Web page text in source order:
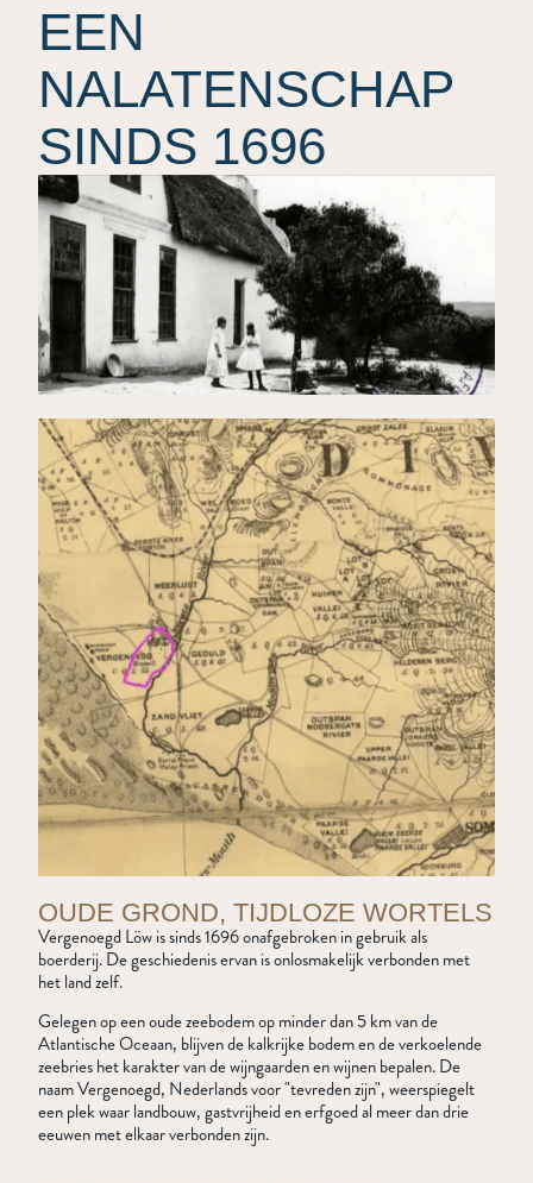
EEN
NALATENSCHAP
SINDS 1696
OUDE GROND, TIJDLOZE WORTELS
Vergenoegd Löw is sinds 1696 onafgebroken in gebruik als
boerderij. De geschiedenis ervan is onlosmakelijk verbonden met
het land zelf.
Gelegen op een oude zeebodem op minder dan 5 km van de
Atlantische Oceaan, blijven de kalkrijke bodem en de verkoelende
zeebries het karakter van de wijngaarden en wijnen bepalen. De
naam Vergenoegd, Nederlands voor "tevreden zijn", weerspiegelt
een plek waar landbouw, gastvrijheid en erfgoed al meer dan drie
eeuwen met elkaar verbonden zijn.